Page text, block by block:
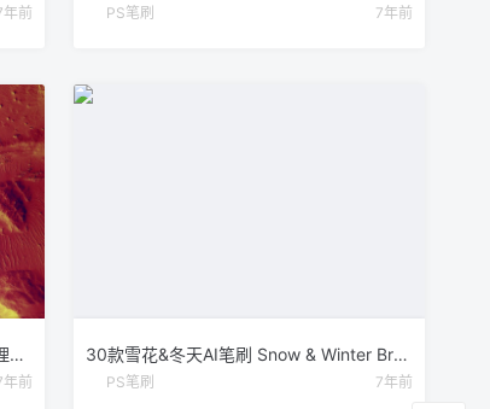
年前 PS笔刷 7年前
创意抽象纹理系列：外星球表面抽象纹理&笔刷 Celestial
年前
30款雪花&冬天AI笔刷 Snow & Winter Brushes
PS笔刷 7年前